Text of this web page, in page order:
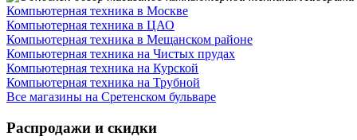
Компьютерная техника в Москве
Компьютерная техника в ЦАО
Компьютерная техника в Мещанском районе
Компьютерная техника на Чистых прудах
Компьютерная техника на Курской
Компьютерная техника на Трубной
Все магазины на Сретенском бульваре
Распродажи и скидки